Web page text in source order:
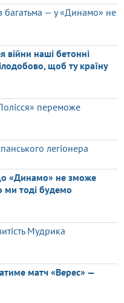
багатьма — у «Динамо» не
війни наші бетонні
щоб ту країну
переможе
легіонера
«Динамо» не зможе
ми тоді будемо
Мудрика
матч «Верес» —